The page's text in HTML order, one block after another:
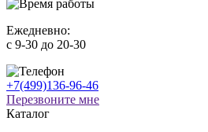
Ежедневно:
c 9-30 до 20-30
+7(499)136-96-46
Перезвоните мне
Каталог